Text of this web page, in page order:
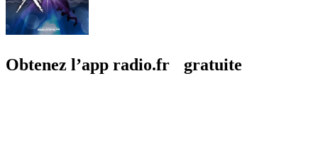
Obtenez l’app radio.fr gratuite